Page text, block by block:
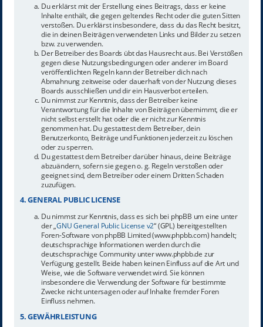
Du erklärst mit der Erstellung eines Beitrags, dass er keine
Inhalte enthält, die gegen geltendes Recht oder die guten Sitten
verstoßen. Du erklärst insbesondere, dass du das Recht besitzt,
die in deinen Beiträgen verwendeten Links und Bilder zu setzen
bzw. zu verwenden.
Der Betreiber des Boards übt das Hausrecht aus. Bei Verstößen
gegen diese Nutzungsbedingungen oder anderer im Board
veröffentlichten Regeln kann der Betreiber dich nach
Abmahnung zeitweise oder dauerhaft von der Nutzung dieses
Boards ausschließen und dir ein Hausverbot erteilen.
Du nimmst zur Kenntnis, dass der Betreiber keine
Verantwortung für die Inhalte von Beiträgen übernimmt, die er
nicht selbst erstellt hat oder die er nicht zur Kenntnis
genommen hat. Du gestattest dem Betreiber, dein
Benutzerkonto, Beiträge und Funktionen jederzeit zu löschen
oder zu sperren.
Du gestattest dem Betreiber darüber hinaus, deine Beiträge
abzuändern, sofern sie gegen o. g. Regeln verstoßen oder
geeignet sind, dem Betreiber oder einem Dritten Schaden
zuzufügen.
4. GENERAL PUBLIC LICENSE
Du nimmst zur Kenntnis, dass es sich bei phpBB um eine unter
der „GNU General Public License v2“ (GPL) bereitgestellten
Foren-Software von phpBB Limited (www.phpbb.com) handelt;
deutschsprachige Informationen werden durch die
deutschsprachige Community unter www.phpbb.de zur
Verfügung gestellt. Beide haben keinen Einfluss auf die Art und
Weise, wie die Software verwendet wird. Sie können
insbesondere die Verwendung der Software für bestimmte
Zwecke nicht untersagen oder auf Inhalte fremder Foren
Einfluss nehmen.
5. GEWÄHRLEISTUNG